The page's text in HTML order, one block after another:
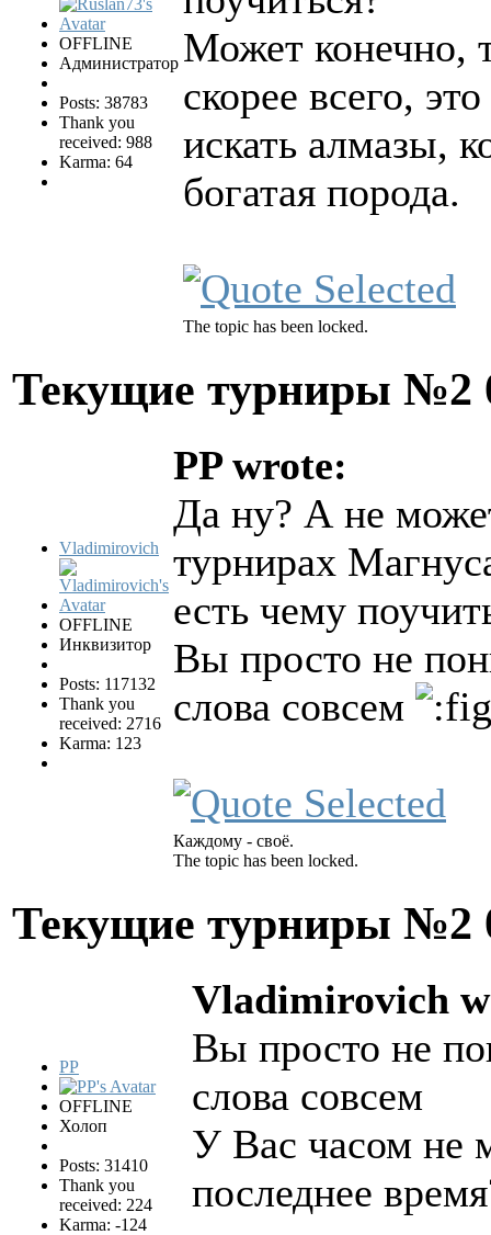
OFFLINE
Администратор
Posts: 38783
Thank you
received: 988
Karma: 64
Может конечно,
скорее всего,
искать алмазы,
богатая порода.
The topic has been locked.
Текущие турниры №2
Vladimirovich
OFFLINE
Инквизитор
Posts: 117132
Thank you
received: 2716
Karma: 123
PP wrote:
Да ну? А не
турнирах
есть чему
Вы просто не
слова совсем
Каждому - своё.
The topic has been locked.
Текущие турниры №2
PP
OFFLINE
Холоп
Posts: 31410
Thank you
received: 224
Karma: -124
Vladimirovich
Вы просто не
слова совсем
У Вас часом не
последнее